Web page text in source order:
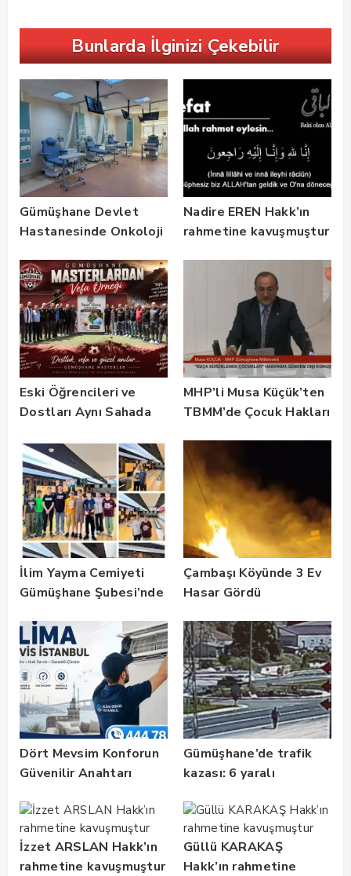
Bunlarda İlginizi Çekebilir
Gümüşhane Devlet
Hastanesinde Onkoloji
Hastaya Hizmet Verdi
Nadire EREN Hakk’ın
rahmetine kavuşmuştur
Eski Öğrencileri ve
Dostları Aynı Sahada
Unutulmadı
MHP’li Musa Küçük’ten
TBMM’de Çocuk Hakları
Vurgusu
İlim Yayma Cemiyeti
Gümüşhane Şubesi’nde
Coşkusu
Çambaşı Köyünde 3 Ev
Hasar Gördü
Dört Mevsim Konforun
Güvenilir Anahtarı
Gümüşhane’de trafik
kazası: 6 yaralı
İzzet ARSLAN Hakk’ın
rahmetine kavuşmuştur
Güllü KARAKAŞ
Hakk’ın rahmetine